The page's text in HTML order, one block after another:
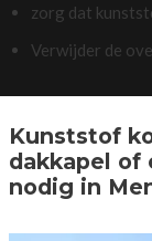
zorg dat
Verwijder de
Kunststof
dakkapel of
nodig in